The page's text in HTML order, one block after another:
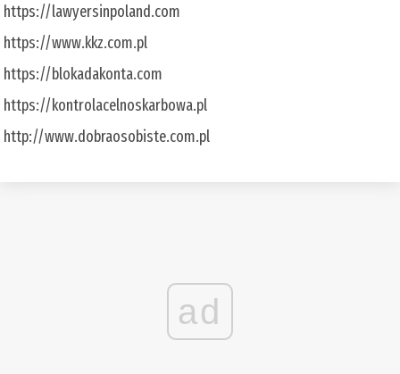
https://lawyersinpoland.com
https://www.kkz.com.pl
https://blokadakonta.com
https://kontrolacelnoskarbowa.pl
http://www.dobraosobiste.com.pl
ad